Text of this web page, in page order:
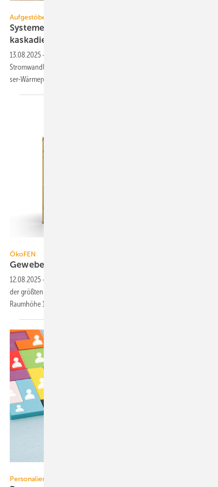
Aufgestöbert
Systeme für die TGA+E: kompakt, groß­vo­lumig,
kas­ka­dier­bar
13.08.2025 -
Strom­wand­ler, Gewe­be­tank-Pel­let­spei­cher, kas­ka­dier­bare Luft/Was­
ser-Wär­me­pumpe,
ÖkoFEN
Gewebetank-Pelletspeicher bis 12,5
12.08.2025 -
der größten Ausführung mit den Maßen 3,6 × 2,6 m bei 2,4 m nutzbarer
Raumhöhe 12,5 t
Personalien